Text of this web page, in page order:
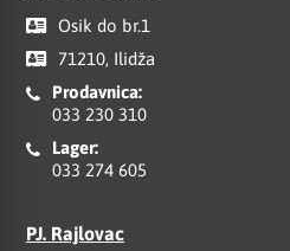
Osik do br.1
71210, Ilidža
Prodavnica:
033 230 310
Lager:
033 274 605
PJ. Rajlovac